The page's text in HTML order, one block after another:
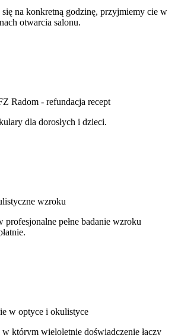
na konkretną godzinę, przyjmiemy cie w
otwarcia salonu.
Radom - refundacja recept
dla dorosłych i dzieci.
wzroku
pełne badanie wzroku
w optyce i okulistyce
w którym wieloletnie doświadczenie łączy